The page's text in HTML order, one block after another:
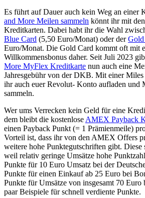
Es führt auf Dauer auch kein Weg an einer
and More Meilen sammeln könnt ihr mit
Kreditkarten. Dabei habt ihr die Wahl
Blue Card (5,50 Euro/Monat) oder derGold
Euro/Monat. Die Gold Card kommt oft mit
Willkommensbonus daher. Seit Juli 2023
More MyFlex Kreditkarte nun auch eine
Jahresgebühr von der DKB. Mit einer
ihr auch euer Revolut- Konto aufladen und
sammeln.
Wer ums Verrecken kein Geld für eine
dem bleibt die kostenlose AMEX Payback
einen Payback Punkt (= 1 Prämienmeile)
Vorteil ist, dass ihr von den AMEX Offers
weitere hohe Punktegutschriften gibt.
weil relativ geringe Umsätze hohe
Punkte für 10 Euro Umsatz bei der
Punkte für einen Einkauf ab 25 Euro bei
Punkte für Umsätze von insgesamt 70
paar Beispiele für schnell verdiente Punkte.